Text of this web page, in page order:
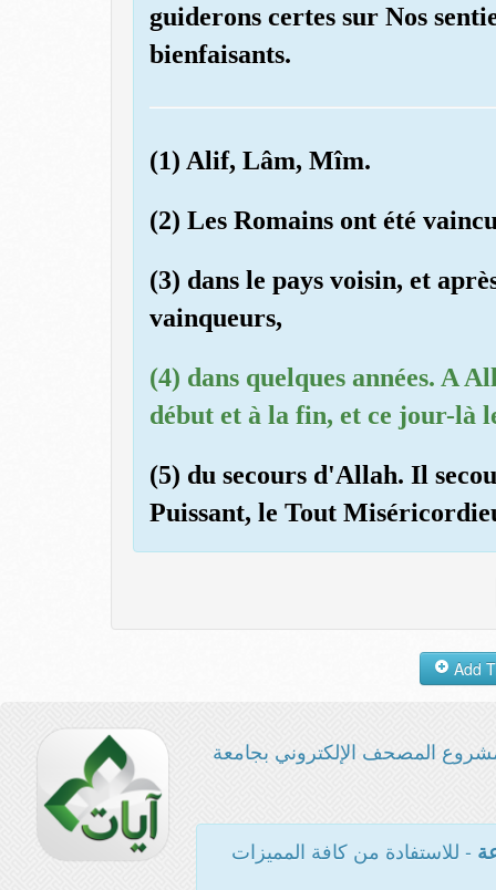
guiderons certes sur Nos
bienfaisants.
(1) Alif, Lâm, Mîm.
(2) Les Romains ont été
(3) dans le pays voisin, et
vainqueurs,
(4) dans quelques années. A
début et à la fin, et ce jour-là
(5) du secours d'Allah. Il
Puissant, le Tout
المصحف الإلكتروني بجامعة
- للاستفادة من كافة المميزات